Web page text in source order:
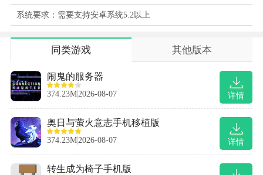
系统要求：需要支持安卓系统5.2以上
同类游戏 其他版本
详情
闹鬼的服务器
374.23M2026-08-07
详情
奥日与萤火意志手机移植版
374.23M2026-08-07
转生成为椅子手机版